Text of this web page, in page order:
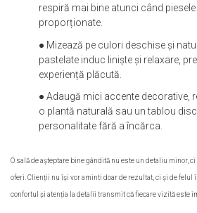
respiră mai bine atunci când
proporționate.
● Mizează pe culori deschise și
pastelate induc liniște și relaxare,
experiență plăcută.
● Adaugă mici accente decorative,
o plantă naturală sau un tablou
personalitate fără a încărca.
O sală de așteptare bine gândită nu este un detaliu minor,
oferi. Clienții nu își vor aminti doar de rezultat, ci și de felul
confortul și atenția la detalii transmit că fiecare vizită este